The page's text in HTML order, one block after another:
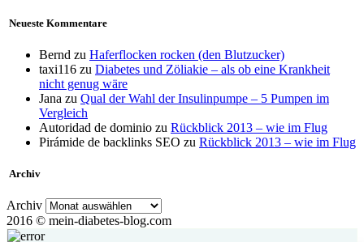
Neueste Kommentare
Bernd zu Haferflocken rocken (den Blutzucker)
taxi116 zu Diabetes und Zöliakie – als ob eine Krankheit
nicht genug wäre
Jana zu Qual der Wahl der Insulinpumpe – 5 Pumpen im
Vergleich
Autoridad de dominio zu Rückblick 2013 – wie im Flug
Pirámide de backlinks SEO zu Rückblick 2013 – wie im Flug
Archiv
Archiv
2016 © mein-diabetes-blog.com